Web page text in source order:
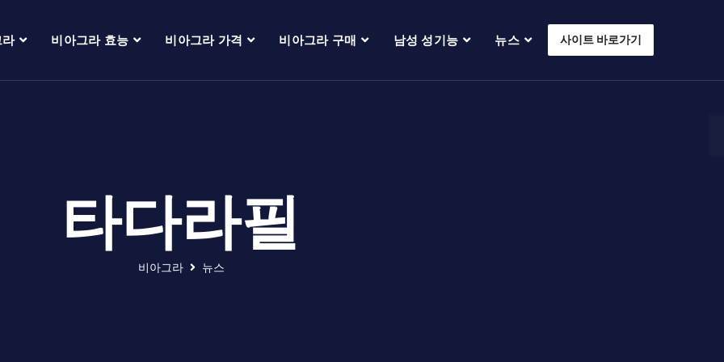
비아그라 효능 비아그라 가격 비아그라 구매 남성 성기능 뉴스 사이트 바로가기
타다라필
비아그라 뉴스